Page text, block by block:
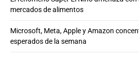
mercados de alimentos
Microsoft, Meta, Apple y Amazon
esperados de la semana